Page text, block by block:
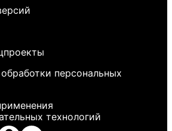
персональных
технологий